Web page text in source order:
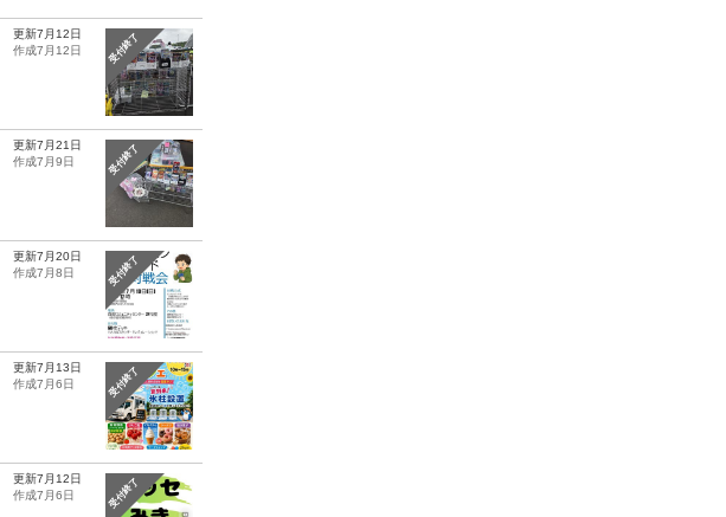
受付終了
更新7月12日
作成7月12日
受付終了
更新7月21日
作成7月9日
受付終了
更新7月20日
作成7月8日
受付終了
更新7月13日
作成7月6日
受付終了
更新7月12日
作成7月6日